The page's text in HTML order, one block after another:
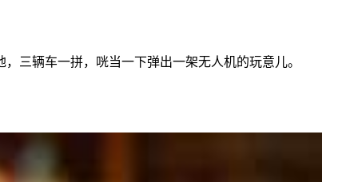
三辆车一拼，咣当一下弹出一架无人机的玩意儿。